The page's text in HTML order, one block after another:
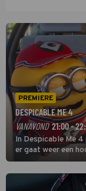
PREMIERE
DESPICABLE ME 4
VANAVOND 21:00 -
In Despicable Me
er gaat weer een